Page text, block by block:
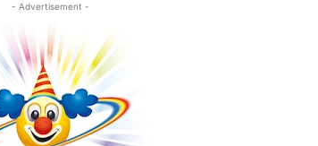
- Advertisement -